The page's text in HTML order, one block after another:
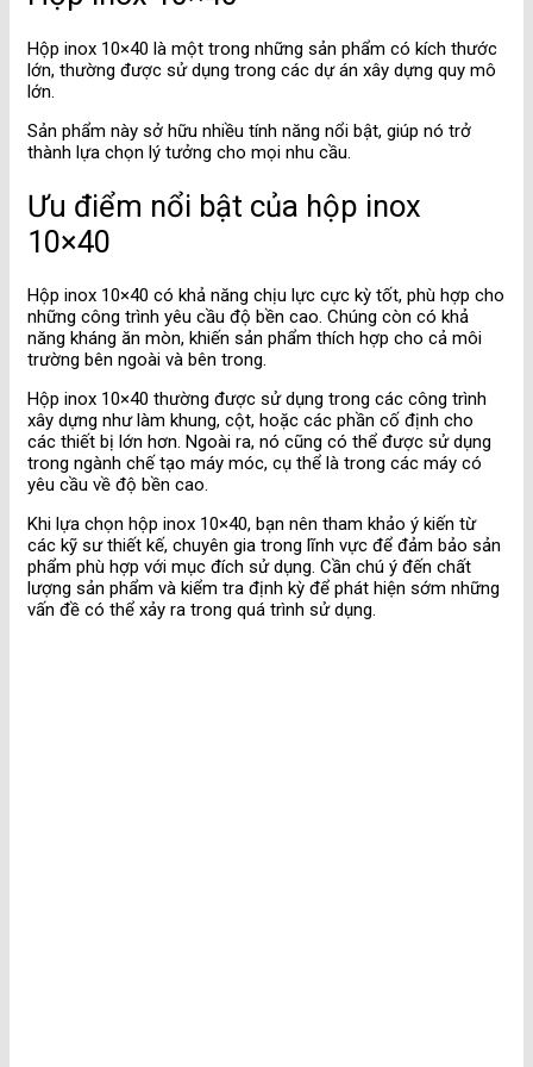
Hộp inox 10×40 là một trong những sản phẩm có kích thước
lớn, thường được sử dụng trong các dự án xây dựng quy mô
lớn.
Sản phẩm này sở hữu nhiều tính năng nổi bật, giúp nó trở
thành lựa chọn lý tưởng cho mọi nhu cầu.
Ưu điểm nổi bật của hộp inox
10×40
Hộp inox 10×40 có khả năng chịu lực cực kỳ tốt, phù hợp cho
những công trình yêu cầu độ bền cao. Chúng còn có khả
năng kháng ăn mòn, khiến sản phẩm thích hợp cho cả môi
trường bên ngoài và bên trong.
Hộp inox 10×40 thường được sử dụng trong các công trình
xây dựng như làm khung, cột, hoặc các phần cố định cho
các thiết bị lớn hơn. Ngoài ra, nó cũng có thể được sử dụng
trong ngành chế tạo máy móc, cụ thể là trong các máy có
yêu cầu về độ bền cao.
Khi lựa chọn hộp inox 10×40, bạn nên tham khảo ý kiến từ
các kỹ sư thiết kế, chuyên gia trong lĩnh vực để đảm bảo sản
phẩm phù hợp với mục đích sử dụng. Cần chú ý đến chất
lượng sản phẩm và kiểm tra định kỳ để phát hiện sớm những
vấn đề có thể xảy ra trong quá trình sử dụng.